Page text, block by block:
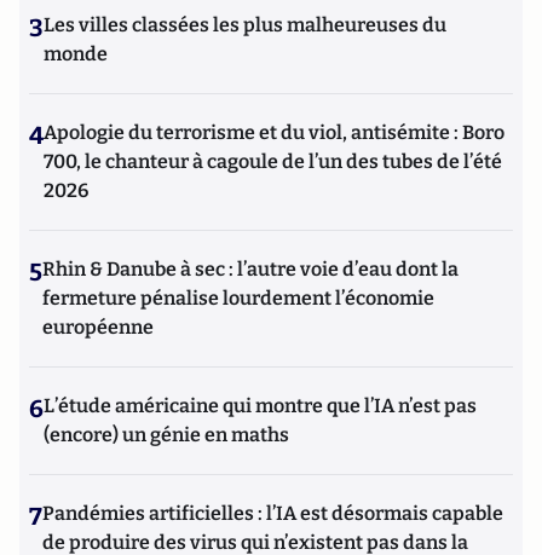
3Les villes classées les plus malheureuses du
monde
4Apologie du terrorisme et du viol, antisémite : Boro
700, le chanteur à cagoule de l’un des tubes de l’été
2026
5Rhin & Danube à sec : l’autre voie d’eau dont la
fermeture pénalise lourdement l’économie
européenne
6L’étude américaine qui montre que l’IA n’est pas
(encore) un génie en maths
7Pandémies artificielles : l’IA est désormais capable
de produire des virus qui n’existent pas dans la